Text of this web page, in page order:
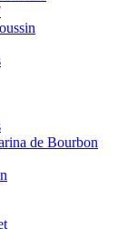
de Bourbon